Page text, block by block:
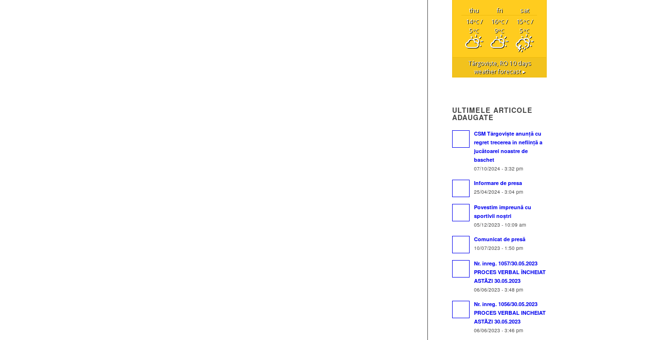
thu fri
sat
14°C/
5°C
16°C/
9°C
15°C/
5°C
Târgoviște, RO10 days
weather forecast ▸
ULTIMELE ARTICOLE
ADAUGATE
CSM Târgoviște anunță cu
regret trecerea în neființă a
jucătoarei noastre de
baschet
07/10/2024 - 3:32 pm
Informare de presa
25/04/2024 - 3:04 pm
Povestim împreună cu
sportivii noștri
05/12/2023 - 10:09 am
Comunicat de presă
10/07/2023 - 1:50 pm
Nr. înreg. 1057/30.05.2023
PROCES VERBAL ÎNCHEIAT
ASTĂZI 30.05.2023
06/06/2023 - 3:48 pm
Nr. înreg. 1056/30.05.2023
PROCES VERBAL INCHEIAT
ASTĂZI 30.05.2023
06/06/2023 - 3:46 pm